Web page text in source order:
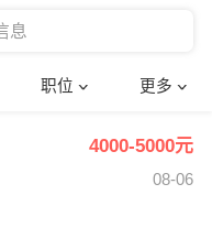
职位 更多
护士4000-5000元
08-06